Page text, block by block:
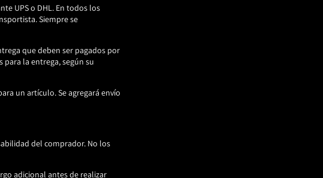
UPS o DHL. En todos los
Siempre se
que deben ser pagados por
la entrega, según su
un artículo. Se agregará envío
del comprador. No los
adicional antes de realizar